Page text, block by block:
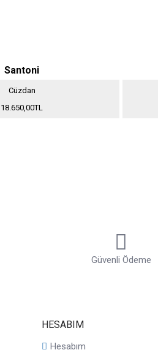
Santoni
Cüzdan
18.650,00TL
Güvenli Ödeme
HESABIM
Hesabım